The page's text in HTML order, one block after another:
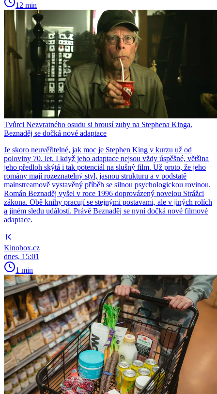
12 min
Tvůrci Nezvratného osudu si brousí zuby na Stephena Kinga.
Beznaděj se dočká nové adaptace
Je skoro neuvěřitelné, jak moc je Stephen King v kurzu už od
poloviny 70. let. I když jeho adaptace nejsou vždy úspěšné, většina
jeho předloh skýtá i tak potenciál na slušný film. Už proto, že jeho
romány mají rozeznatelný styl, jasnou strukturu a v podstatě
mainstreamově vystavěný příběh se silnou psychologickou rovinou.
Román Beznaděj vyšel v roce 1996 doprovázený novelou Strážci
zákona. Obě knihy pracují se stejnými postavami, ale v jiných rolích
a jiném sledu událostí. Právě Beznaděj se nyní dočká nové filmové
adaptace.
Kinobox.cz
dnes, 15:01
1 min